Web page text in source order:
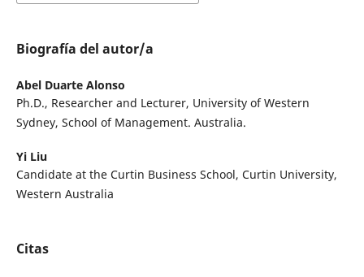
Biografía del autor/a
Abel Duarte Alonso
Ph.D., Researcher and Lecturer, University of Western
Sydney, School of Management. Australia.
Yi Liu
Candidate at the Curtin Business School, Curtin University,
Western Australia
Citas